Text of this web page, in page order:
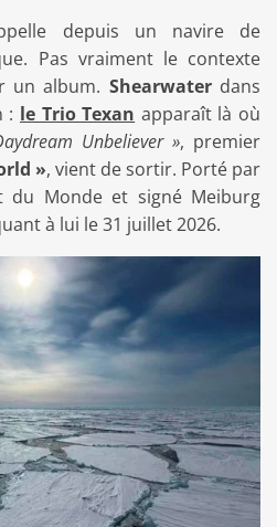
depuis un navire de
Pas vraiment le contexte
un album. Shearwaterdans
: le Trio Texan apparaît là où
Unbeliever », premier
», vient de sortir. Porté par
Monde et signé Meiburg
à lui le 31 juillet 2026.